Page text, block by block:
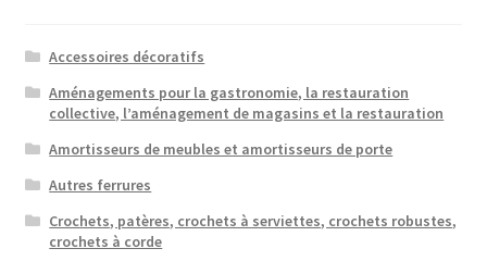
Accessoires décoratifs
Aménagements pour la gastronomie, la restauration
collective, l’aménagement de magasins et la restauration
Amortisseurs de meubles et amortisseurs de porte
Autres ferrures
Crochets, patères, crochets à serviettes, crochets robustes,
crochets à corde